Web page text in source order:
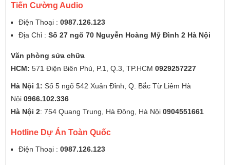
Tiến Cường Audio
Điện Thoại : 0987.126.123
Địa Chỉ : Số 27 ngõ 70 Nguyễn Hoàng Mỹ Đình 2 Hà Nội
Văn phòng sửa chữa
HCM: 571 Điện Biên Phủ, P.1, Q.3, TP.HCM 0929257227
Hà Nội 1: Số 5 ngõ 542 Xuân Đỉnh, Q. Bắc Từ Liêm Hà
Nội 0966.102.336
Hà Nội 2: 754 Quang Trung, Hà Đông, Hà Nội 0904551661
Hotline Dự Án Toàn Quốc
Điện Thoại : 0987.126.123